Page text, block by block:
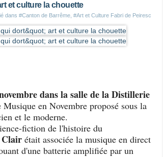
et culture la chouette
dans #Canton de Barrême #Art et Culture Fabri de Peiresc
dans la salle de la Distillerie
en Novembre proposé sous la
et le moderne.
fiction de l'histoire du
Clair était associée la musique en direct
d'une batterie amplifiée par un